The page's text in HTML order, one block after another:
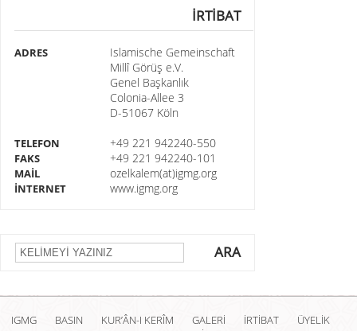
İRTİBAT
ADRES
Islamische Gemeinschaft
Millî Görüş e.V.
Genel Başkanlık
Colonia-Allee 3
D-51067 Köln
TELEFON +49 221 942240-550
FAKS +49 221 942240-101
MAİL ozelkalem(at)igmg.org
İNTERNET www.igmg.org
ARA
IGMG BASIN KUR’ÂN-I KERÎM GALERİ İRTİBAT
ÜYELİK